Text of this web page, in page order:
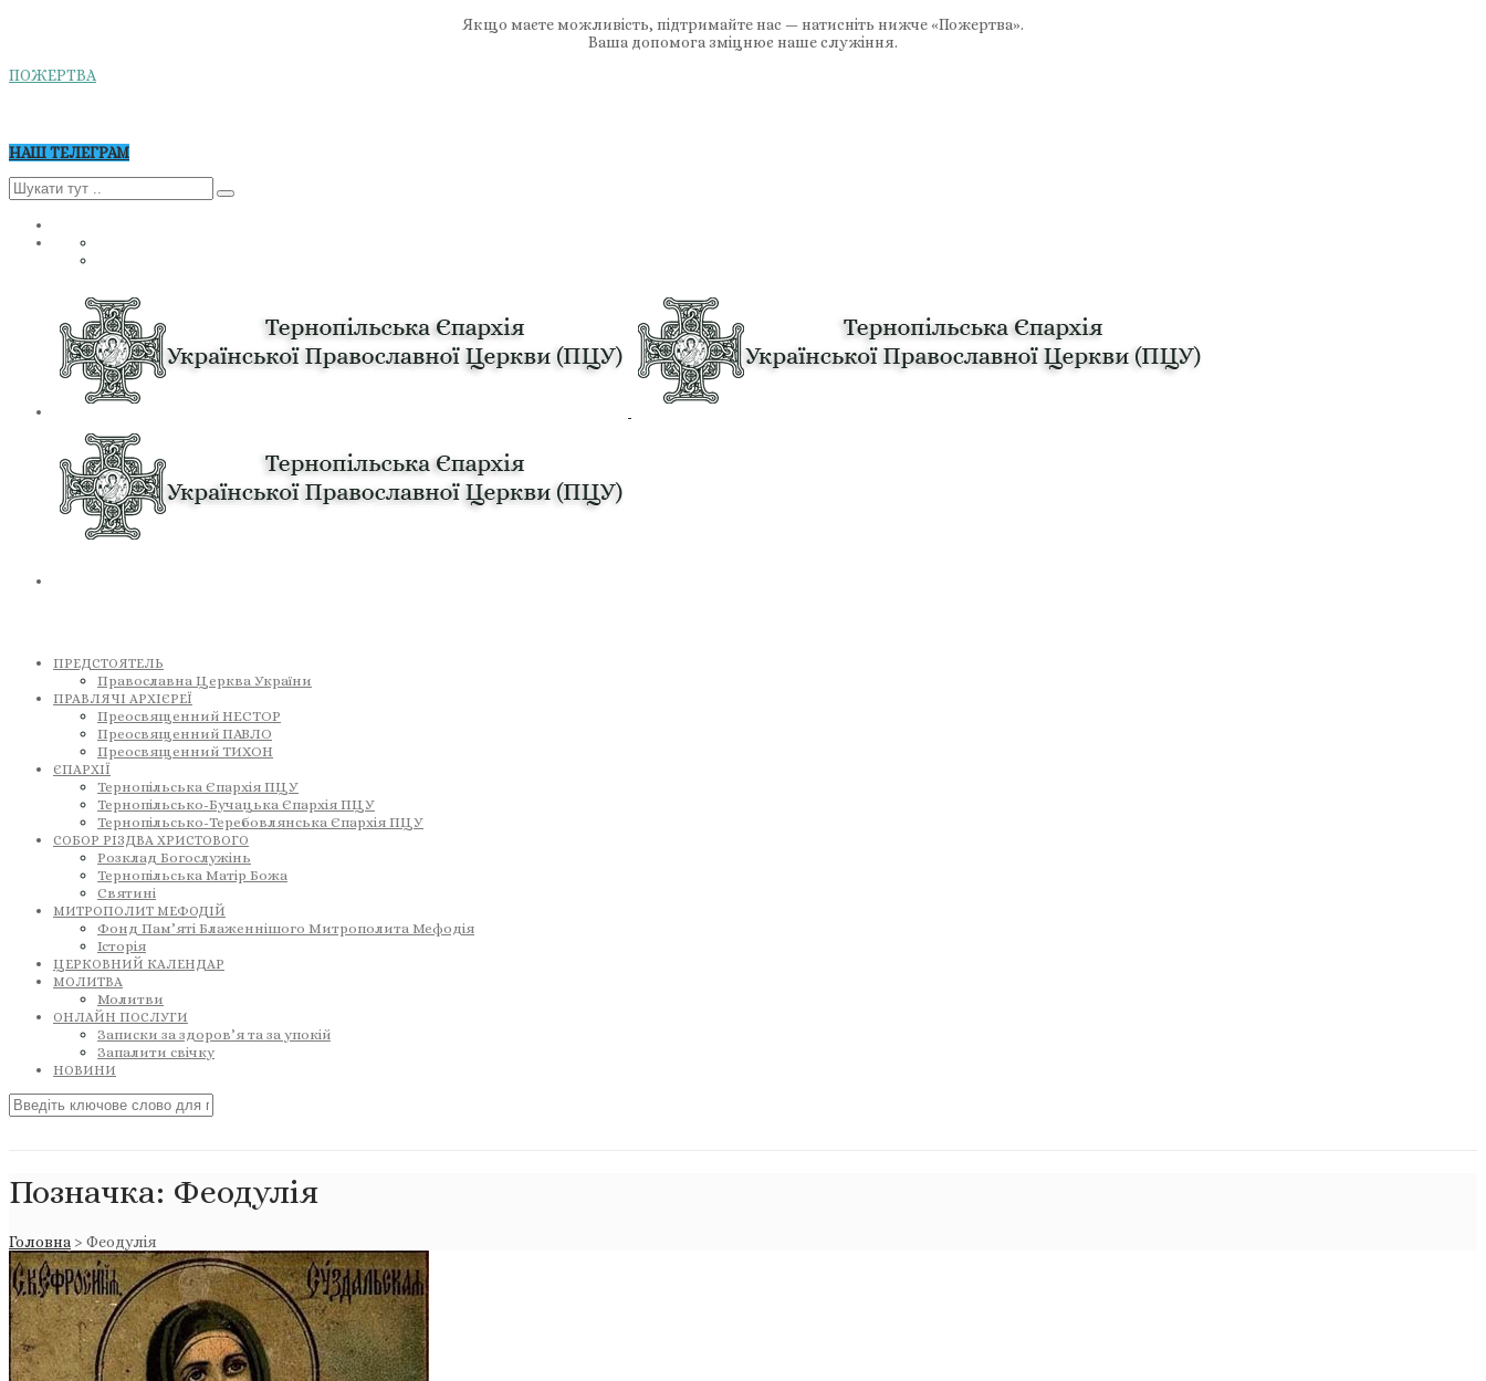
Якщо маєте можливість, підтримайте нас — натисніть нижче «Пожертва».
Ваша допомога зміцнює наше служіння.
ПОЖЕРТВА
НАШ ТЕЛЕГРАМ
ПРЕДСТОЯТЕЛЬ
Православна Церква України
ПРАВЛЯЧІ АРХІЄРЕЇ
Преосвященний НЕСТОР
Преосвященний ПАВЛО
Преосвященний ТИХОН
ЄПАРХІЇ
Тернопільська Єпархія ПЦУ
Тернопільсько-Бучацька Єпархія ПЦУ
Тернопільсько-Теребовлянська Єпархія ПЦУ
СОБОР РІЗДВА ХРИСТОВОГО
Розклад Богослужінь
Тернопільська Матір Божа
Святині
МИТРОПОЛИТ МЕФОДІЙ
Фонд Пам’яті Блаженнішого Митрополита Мефодія
Історія
ЦЕРКОВНИЙ КАЛЕНДАР
МОЛИТВА
Молитви
ОНЛАЙН ПОСЛУГИ
Записки за здоров’я та за упокій
Запалити свічку
НОВИНИ
Позначка: Феодулія
Головна > Феодулія